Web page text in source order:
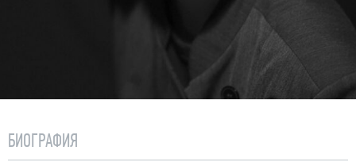
БИОГРАФИЯ